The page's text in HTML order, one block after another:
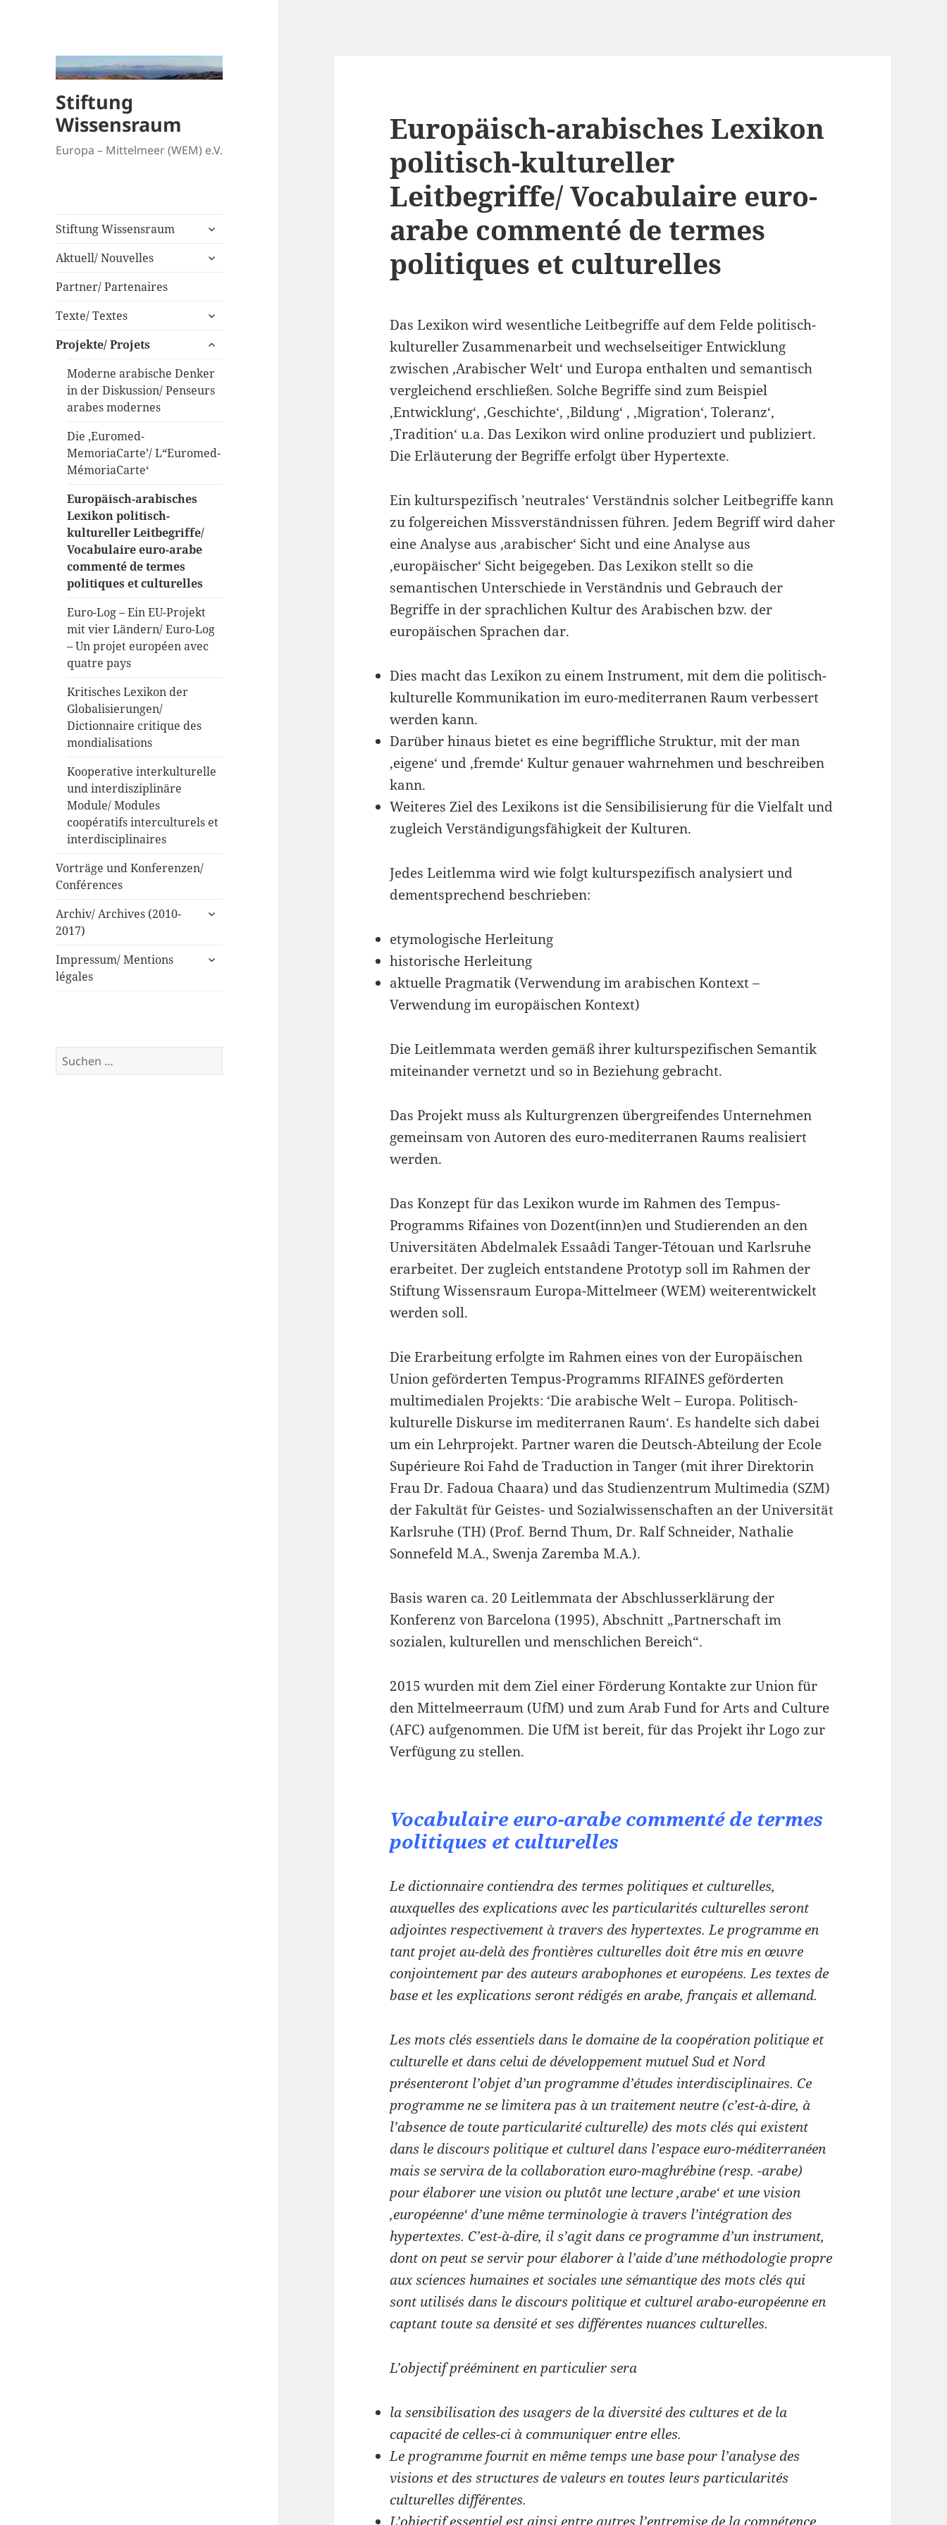
Stiftung
Wissensraum
Europa – Mittelmeer (WEM) e.V.
Stiftung Wissensraum
untermenü
Aktuell/ Nouvelles
untermenü
Partner/ Partenaires
Texte/ Textes
untermenü
Projekte/ Projets
untermenü
Moderne arabische Denker
in der Diskussion/ Penseurs
arabes modernes
Die ‚Euromed-
MemoriaCarte’/ L“Euromed-
MémoriaCarte‘
Europäisch-arabisches
Lexikon politisch-
kultureller Leitbegriffe/
Vocabulaire euro-arabe
commenté de termes
politiques et culturelles
Euro-Log – Ein EU-Projekt
mit vier Ländern/ Euro-Log
– Un projet européen avec
quatre pays
Kritisches Lexikon der
Globalisierungen/
Dictionnaire critique des
mondialisations
Kooperative interkulturelle
und interdisziplinäre
Module/ Modules
coopératifs interculturels et
interdisciplinaires
Vorträge und Konferenzen/
Conférences
Archiv/ Archives (2010-
2017)
untermenü
Impressum/ Mentions
légales
untermenü
Suche
nach:
Europäisch-arabisches Lexikon
politisch-kultureller
Leitbegriffe/ Vocabulaire euro-
arabe commenté de termes
politiques et culturelles
Das Lexikon wird wesentliche Leitbegriffe auf dem Felde politisch-
kultureller Zusammenarbeit und wechselseitiger Entwicklung
zwischen ‚Arabischer Welt‘ und Europa enthalten und semantisch
vergleichend erschließen. Solche Begriffe sind zum Beispiel
‚Entwicklung‘, ‚Geschichte‘, ‚Bildung‘ , ‚Migration‘, Toleranz‘,
‚Tradition‘ u.a. Das Lexikon wird online produziert und publiziert.
Die Erläuterung der Begriffe erfolgt über Hypertexte.
Ein kulturspezifisch ’neutrales‘ Verständnis solcher Leitbegriffe kann
zu folgereichen Missverständnissen führen. Jedem Begriff wird daher
eine Analyse aus ‚arabischer‘ Sicht und eine Analyse aus
‚europäischer‘ Sicht beigegeben. Das Lexikon stellt so die
semantischen Unterschiede in Verständnis und Gebrauch der
Begriffe in der sprachlichen Kultur des Arabischen bzw. der
europäischen Sprachen dar.
Dies macht das Lexikon zu einem Instrument, mit dem die politisch-
kulturelle Kommunikation im euro-mediterranen Raum verbessert
werden kann.
Darüber hinaus bietet es eine begriffliche Struktur, mit der man
‚eigene‘ und ‚fremde‘ Kultur genauer wahrnehmen und beschreiben
kann.
Weiteres Ziel des Lexikons ist die Sensibilisierung für die Vielfalt und
zugleich Verständigungsfähigkeit der Kulturen.
Jedes Leitlemma wird wie folgt kulturspezifisch analysiert und
dementsprechend beschrieben:
etymologische Herleitung
historische Herleitung
aktuelle Pragmatik (Verwendung im arabischen Kontext –
Verwendung im europäischen Kontext)
Die Leitlemmata werden gemäß ihrer kulturspezifischen Semantik
miteinander vernetzt und so in Beziehung gebracht.
Das Projekt muss als Kulturgrenzen übergreifendes Unternehmen
gemeinsam von Autoren des euro-mediterranen Raums realisiert
werden.
Das Konzept für das Lexikon wurde im Rahmen des Tempus-
Programms Rifaines von Dozent(inn)en und Studierenden an den
Universitäten Abdelmalek Essaâdi Tanger-Tétouan und Karlsruhe
erarbeitet. Der zugleich entstandene Prototyp soll im Rahmen der
Stiftung Wissensraum Europa-Mittelmeer (WEM) weiterentwickelt
werden soll.
Die Erarbeitung erfolgte im Rahmen eines von der Europäischen
Union geförderten Tempus-Programms RIFAINES geförderten
multimedialen Projekts: ‘Die arabische Welt – Europa. Politisch-
kulturelle Diskurse im mediterranen Raum‘. Es handelte sich dabei
um ein Lehrprojekt. Partner waren die Deutsch-Abteilung der Ecole
Supérieure Roi Fahd de Traduction in Tanger (mit ihrer Direktorin
Frau Dr. Fadoua Chaara) und das Studienzentrum Multimedia (SZM)
der Fakultät für Geistes- und Sozialwissenschaften an der Universität
Karlsruhe (TH) (Prof. Bernd Thum, Dr. Ralf Schneider, Nathalie
Sonnefeld M.A., Swenja Zaremba M.A.).
Basis waren ca. 20 Leitlemmata der Abschlusserklärung der
Konferenz von Barcelona (1995), Abschnitt „Partnerschaft im
sozialen, kulturellen und menschlichen Bereich“.
2015 wurden mit dem Ziel einer Förderung Kontakte zur Union für
den Mittelmeerraum (UfM) und zum Arab Fund for Arts and Culture
(AFC) aufgenommen. Die UfM ist bereit, für das Projekt ihr Logo zur
Verfügung zu stellen.
Vocabulaire euro-arabe commenté de termes
politiques et culturelles
Le dictionnaire contiendra des termes politiques et culturelles,
auxquelles des explications avec les particularités culturelles seront
adjointes respectivement à travers des hypertextes. Le programme en
tant projet au-delà des frontières culturelles doit être mis en œuvre
conjointement par des auteurs arabophones et européens. Les textes de
base et les explications seront rédigés en arabe, français et allemand.
Les mots clés essentiels dans le domaine de la coopération politique et
culturelle et dans celui de développement mutuel Sud et Nord
présenteront l’objet d’un programme d’études interdisciplinaires. Ce
programme ne se limitera pas à un traitement neutre (c’est-à-dire, à
l’absence de toute particularité culturelle) des mots clés qui existent
dans le discours politique et culturel dans l’espace euro-méditerranéen
mais se servira de la collaboration euro-maghrébine (resp. -arabe)
pour élaborer une vision ou plutôt une lecture ‚arabe‘ et une vision
‚européenne‘ d’une même terminologie à travers l’intégration des
hypertextes. C’est-à-dire, il s’agit dans ce programme d’un instrument,
dont on peut se servir pour élaborer à l’aide d’une méthodologie propre
aux sciences humaines et sociales une sémantique des mots clés qui
sont utilisés dans le discours politique et culturel arabo-européenne en
captant toute sa densité et ses différentes nuances culturelles.
L’objectif prééminent en particulier sera
la sensibilisation des usagers de la diversité des cultures et de la
capacité de celles-ci à communiquer entre elles.
Le programme fournit en même temps une base pour l’analyse des
visions et des structures de valeurs en toutes leurs particularités
culturelles différentes.